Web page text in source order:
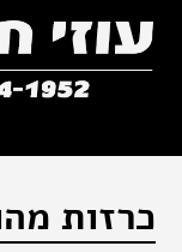
מפת
האתר
הצהרת
נגישות
עבור
לתוכן
צרו
קשר
כרזות